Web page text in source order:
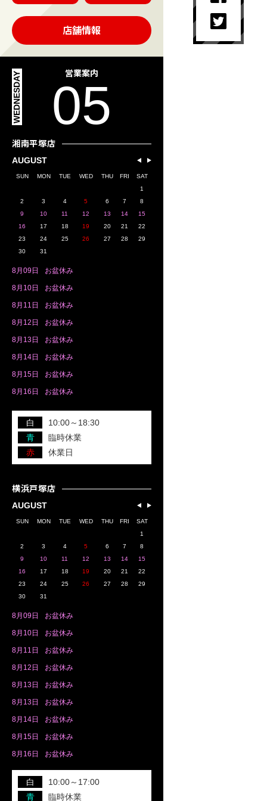
店舗情報
営業案内
05
WEDNESDAY
湘南平塚店
AUGUST
SUN MON TUE WED THU FRI
SAT
1
2
3 4 5 6 7
8
9
10 11 12 13 14
15
16
17 18 19 20 21
22
23
24 25 26 27 28
29
30
31
8月 09日 お盆休み
8月 10日 お盆休み
8月 11日 お盆休み
8月 12日 お盆休み
8月 13日 お盆休み
8月 14日 お盆休み
8月 15日 お盆休み
8月 16日 お盆休み
白
10:00～18:30
青
臨時休業
赤
休業日
横浜戸塚店
AUGUST
SUN MON TUE WED THU FRI
SAT
1
2
3 4 5 6 7
8
9
10 11 12 13 14
15
16
17 18 19 20 21
22
23
24 25 26 27 28
29
30
31
8月 09日 お盆休み
8月 10日 お盆休み
8月 11日 お盆休み
8月 12日 お盆休み
8月 13日 お盆休み
8月 13日 お盆休み
8月 14日 お盆休み
8月 15日 お盆休み
8月 16日 お盆休み
白
10:00～17:00
青
臨時休業